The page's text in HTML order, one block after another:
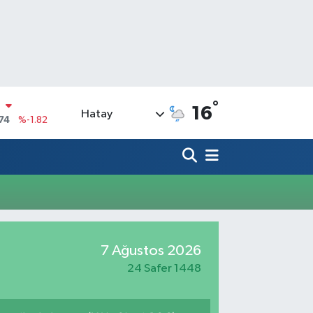
%-1.82
%0.19
Hatay 16°
7 Ağustos 2026
24 Safer 1448